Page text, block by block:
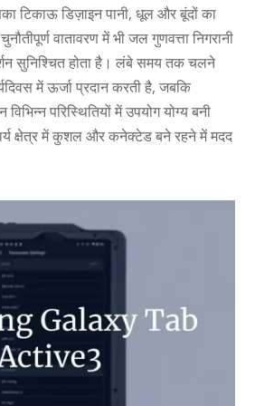
टिकाऊ डिज़ाइन पानी, धूल और बूंदों का
वातावरण में भी जल गुणवत्ता निगरानी
सुनिश्चित होता है। लंबे समय तक चलने
में ऊर्जा प्रदान करती है, जबकि
परिस्थितियों में उपयोग योग्य बनी
क्षेत्र में कुशल और कनेक्टेड बने रहने में मदद